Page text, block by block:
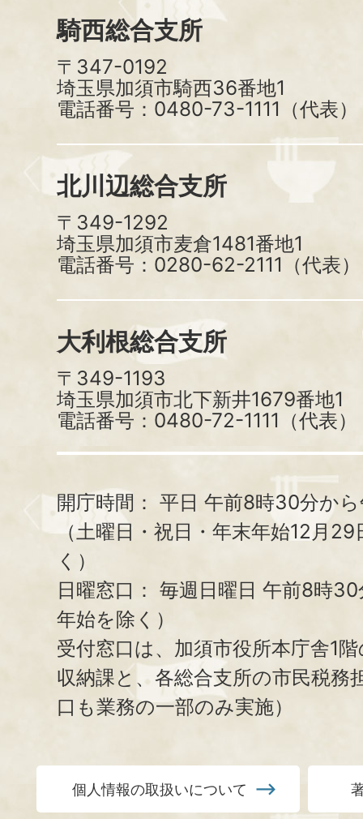
騎西総合支所
〒347-0192
埼玉県加須市騎西36番地1
電話番号：0480-73-1111（代表）
北川辺総合支所
〒349-1292
埼玉県加須市麦倉1481番地1
電話番号：0280-62-2111（代表）
大利根総合支所
〒349-1193
埼玉県加須市北下新井1679番地1
電話番号：0480-72-1111（代表）
開庁時間： 平日 午前8時30分か
（土曜日・祝日・年末年始12月
く）
日曜窓口： 毎週日曜日 午前8時
年始を除く）
受付窓口は、加須市役所本庁舎1
収納課と、 各総合支所の市民税務
口も業務の一部のみ実施）
個人情報の取扱いについて